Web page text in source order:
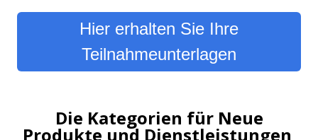
Hier erhalten Sie Ihre
Teilnahmeunterlagen
Die Kategorien für Neue
Produkte und Dienstleistungen